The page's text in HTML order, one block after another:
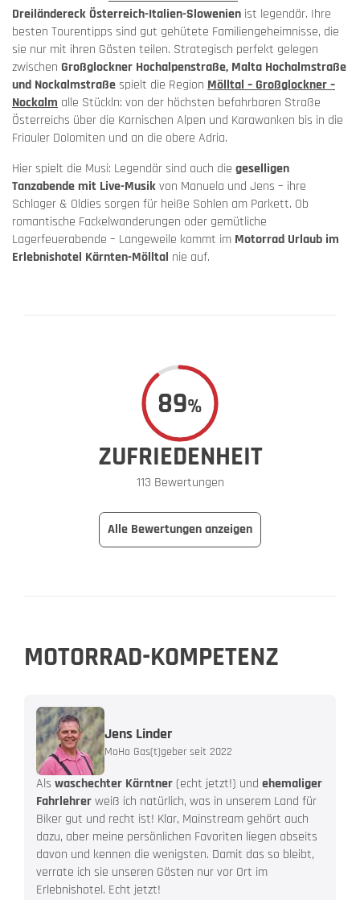
Dreiländereck Österreich-Italien-Slowenien ist legendär. Ihre
besten Tourentipps sind gut gehütete Familiengeheimnisse, die
sie nur mit ihren Gästen teilen. Strategisch perfekt gelegen
zwischen Großglockner Hochalpenstraße, Malta Hochalmstraße
und Nockalmstraßespielt die Region Mölltal – Großglockner –
Nockalm alle Stückln: von der höchsten befahrbaren Straße
Österreichs über die Karnischen Alpen und Karawanken bis in die
Friauler Dolomiten und an die obere Adria.
Hier spielt die Musi: Legendär sind auch die geselligen
Tanzabende mit Live-Musikvon Manuela und Jens – ihre
Schlager & Oldies sorgen für heiße Sohlen am Parkett. Ob
romantische Fackelwanderungen oder gemütliche
Lagerfeuerabende – Langeweile kommt im Motorrad Urlaub im
Erlebnishotel Kärnten-Mölltal nie auf.
89%
ZUFRIEDENHEIT
113 Bewertungen
Alle Bewertungen anzeigen
MOTORRAD-KOMPETENZ
Jens Linder
MoHo Gas(t)geber seit 2022
Als waschechter Kärntner (echt jetzt!) und ehemaliger
Fahrlehrerweiß ich natürlich, was in unserem Land für
Biker gut und recht ist! Klar, Mainstream gehört auch
dazu, aber meine persönlichen Favoriten liegen abseits
davon und kennen die wenigsten. Damit das so bleibt,
verrate ich sie unseren Gästen nur vor Ort im
Erlebnishotel. Echt jetzt!